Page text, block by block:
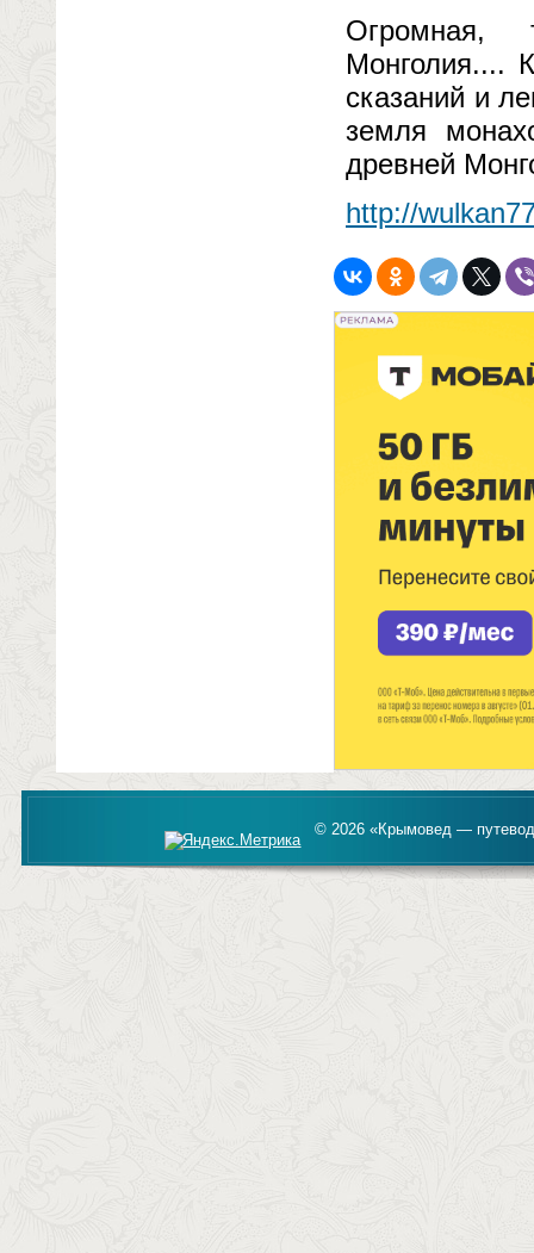
Огромная,
Монголия....
сказаний и
земля
древней
http://
© 2026 «Крымовед —